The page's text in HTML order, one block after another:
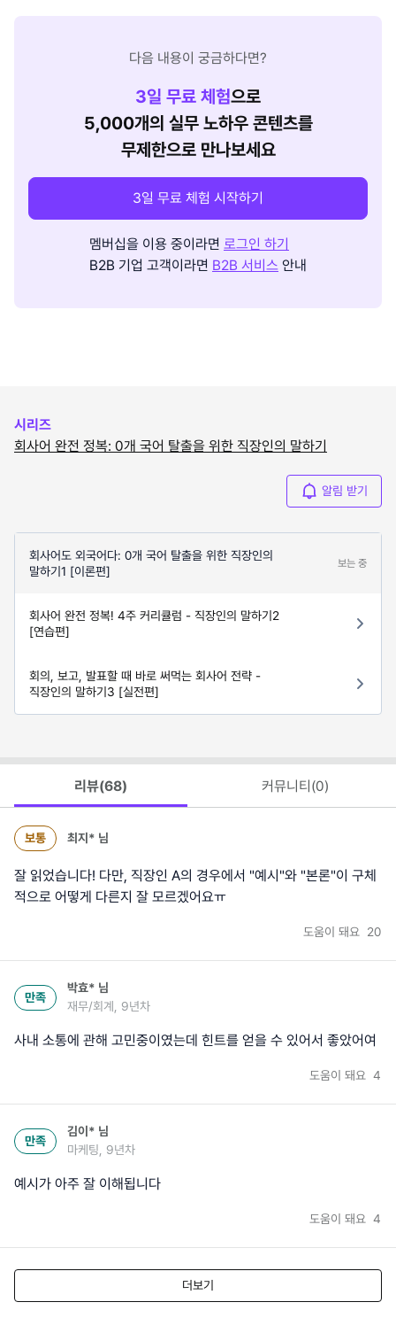
다음 내용이 궁금하다면?
3일 무료 체험으로
5,000개의 실무 노하우 콘텐츠를
무제한으로 만나보세요
3일 무료 체험 시작하기
멤버십을 이용 중이라면 로그인 하기
B2B 기업 고객이라면 B2B 서비스 안내
시리즈
회사어 완전 정복: 0개 국어 탈출을 위한 직장인의 말하기
알림 받기
회사어도 외국어다: 0개 국어 탈출을 위한 직장인의
말하기1 [이론편]
보는 중
회사어 완전 정복! 4주 커리큘럼 - 직장인의 말하기2
[연습편]
회의, 보고, 발표할 때 바로 써먹는 회사어 전략 -
직장인의 말하기3 [실전편]
리뷰(68) 커뮤니티(0)
보통 최지* 님
잘 읽었습니다! 다만, 직장인 A의 경우에서 "예시"와 "본론"이 구체
적으로 어떻게 다른지 잘 모르겠어요ㅠ
도움이 돼요 20
만족
박효* 님
재무/회계, 9년차
사내 소통에 관해 고민중이였는데 힌트를 얻을 수 있어서 좋았어여
도움이 돼요 4
만족
김이* 님
마케팅, 9년차
예시가 아주 잘 이해됩니다
도움이 돼요 4
더보기